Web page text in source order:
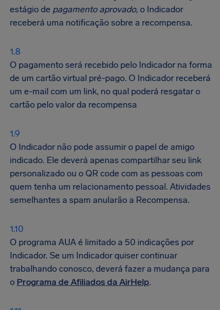
estágio de pagamento aprovado, o Indicador
receberá uma notificação sobre a recompensa.
O pagamento será recebido pelo Indicador na forma
de um cartão virtual pré-pago. O Indicador receberá
um e-mail com um link, no qual poderá resgatar o
cartão pelo valor da recompensa
O Indicador não pode assumir o papel de amigo
indicado. Ele deverá apenas compartilhar seu link
personalizado ou o QR code com as pessoas com
quem tenha um relacionamento pessoal. Atividades
semelhantes a spam anularão a Recompensa.
O programa AUA é limitado a 50 indicações por
Indicador. Se um Indicador quiser continuar
trabalhando conosco, deverá fazer a mudança para
o Programa de Afiliados da AirHelp.